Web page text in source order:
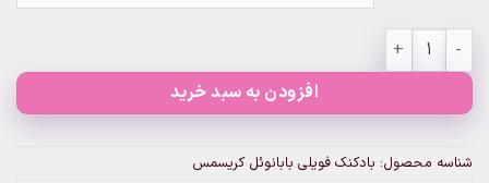
بادکنک فویلی بابانوئل کریسمس عدد
افزودن به سبد خرید
شناسه محصول: بادکنک فویلی بابانوئل کریسمس